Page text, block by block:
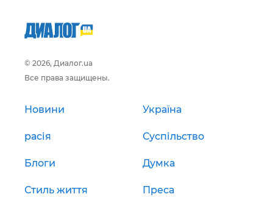
© 2026, Диалог.ua
Все права защищены.
Новини Україна
расія Суспільство
Блоги Думка
Стиль життя Преса